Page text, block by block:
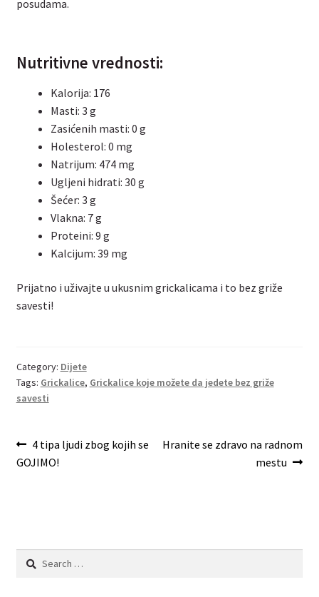
posudama.
Nutritivne vrednosti:
Kalorija: 176
Masti: 3 g
Zasićenih masti: 0 g
Holesterol: 0 mg
Natrijum: 474 mg
Ugljeni hidrati: 30 g
Šećer: 3 g
Vlakna: 7 g
Proteini: 9 g
Kalcijum: 39 mg
Prijatno i uživajte u ukusnim grickalicama i to bez griže
savesti!
Category: Dijete
Tags: Grickalice, Grickalice koje možete da jedete bez griže
savesti
Post
navigation
Previous
post:
4 tipa ljudi zbog kojih se
GOJIMO!
Next
Hranite se zdravo na radnom
mestu
Search